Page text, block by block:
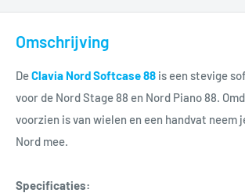
Omschrijving
DeClavia Nord Softcase 88 is een stevige
voor de Nord Stage 88 en Nord Piano 88.
voorzien is van wielen en een handvat neem
Nord mee.
Specificaties: